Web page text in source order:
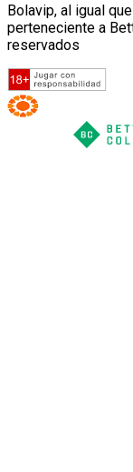
Bolavip, al igual
perteneciente a
reservados